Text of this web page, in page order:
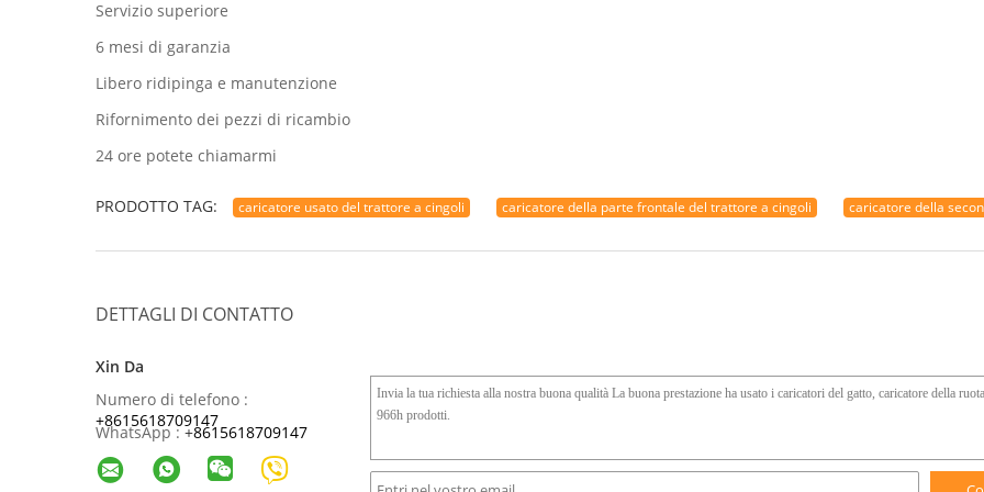
Servizio superiore
6 mesi di garanzia
Libero ridipinga e manutenzione
Rifornimento dei pezzi di ricambio
24 ore potete chiamarmi
PRODOTTO TAG: caricatore usato del trattore a cingoli caricatore della parte frontale del trattore a cingoli caricatore della
DETTAGLI DI CONTATTO
Xin Da
Numero di telefono :
+8615618709147
WhatsApp :+8615618709147